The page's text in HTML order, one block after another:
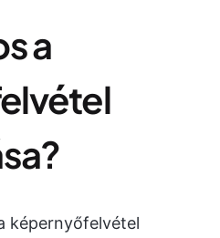
a
képernyőfelvétel